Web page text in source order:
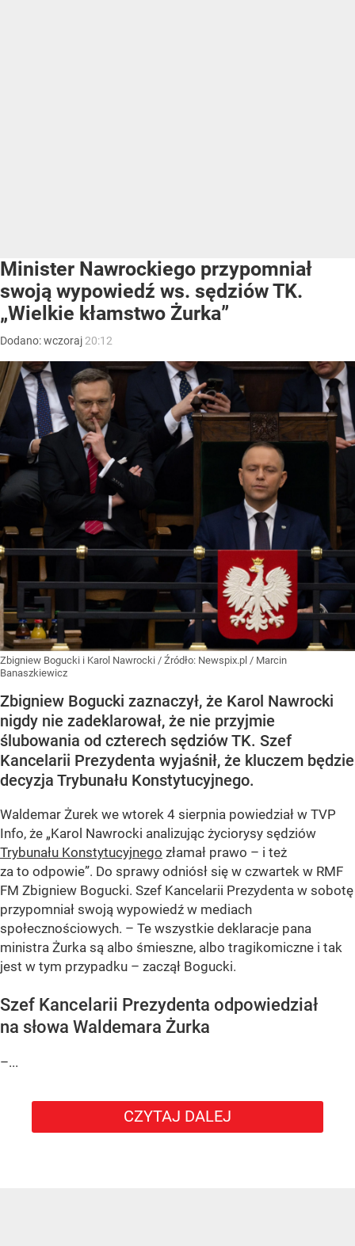
Minister Nawrockiego przypomniał
swoją wypowiedź ws. sędziów TK.
„Wielkie kłamstwo Żurka”
Dodano:wczoraj 20:12
Zbigniew Bogucki i Karol Nawrocki / Źródło: Newspix.pl / Marcin
Banaszkiewicz
Zbigniew Bogucki zaznaczył, że Karol Nawrocki
nigdy nie zadeklarował, że nie przyjmie
ślubowania od czterech sędziów TK. Szef
Kancelarii Prezydenta wyjaśnił, że kluczem będzie
decyzja Trybunału Konstytucyjnego.
Waldemar Żurek we wtorek 4 sierpnia powiedział w TVP
Info, że „Karol Nawrocki analizując życiorysy sędziów
Trybunału Konstytucyjnego złamał prawo – i też
za to odpowie”. Do sprawy odniósł się w czwartek w RMF
FM Zbigniew Bogucki. Szef Kancelarii Prezydenta w sobotę
przypomniał swoją wypowiedź w mediach
społecznościowych. – Te wszystkie deklaracje pana
ministra Żurka są albo śmieszne, albo tragikomiczne i tak
jest w tym przypadku – zaczął Bogucki.
Szef Kancelarii Prezydenta odpowiedział
na słowa Waldemara Żurka
–...
CZYTAJ DALEJ